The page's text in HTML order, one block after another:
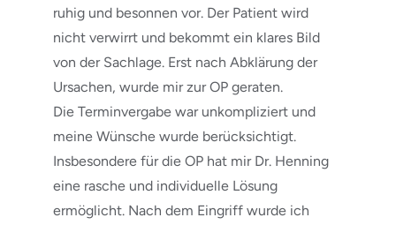
ruhig und besonnen vor. Der Patient wird
nicht verwirrt und bekommt ein klares Bild
von der Sachlage. Erst nach Abklärung der
Ursachen, wurde mir zur OP geraten.
Die Terminvergabe war unkompliziert und
meine Wünsche wurde berücksichtigt.
Insbesondere für die OP hat mir Dr. Henning
eine rasche und individuelle Lösung
ermöglicht. Nach dem Eingriff wurde ich